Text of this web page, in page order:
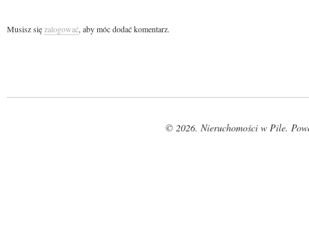
Musisz sięzalogować, aby móc dodać komentarz.
© 2026. Nieruchomości w Pile.